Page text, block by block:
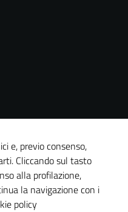
e, previo consenso,
Cliccando sul tasto
alla profilazione,
la navigazione con i
policy